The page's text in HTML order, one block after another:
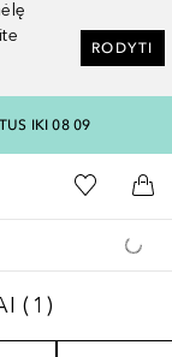
RODYTI
IKI 08 09
pagrindinį
Į mano
Į
1
( 1 )